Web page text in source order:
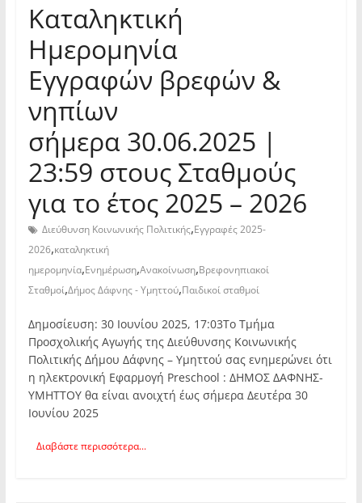
Καταληκτική
Ημερομηνία
Εγγραφών βρεφών &
νηπίων
σήμερα 30.06.2025 |
23:59 στους Σταθμούς
για το έτος 2025 – 2026
Διεύθυνση Κοινωνικής Πολιτικής,Εγγραφές 2025-
2026,καταληκτική
ημερομηνία,Ενημέρωση,Ανακοίνωση,Βρεφονηπιακοί
Σταθμοί,Δήμος Δάφνης - Υμηττού,Παιδικοί σταθμοί
Δημοσίευση: 30 Ιουνίου 2025, 17:03Το Τμήμα
Προσχολικής Αγωγής της Διεύθυνσης Κοινωνικής
Πολιτικής Δήμου Δάφνης – Υμηττού σας ενημερώνει ότι
η ηλεκτρονική Εφαρμογή Preschool : ΔΗΜΟΣ ΔΑΦΝΗΣ-
ΥΜΗΤΤΟΥ θα είναι ανοιχτή έως σήμερα Δευτέρα 30
Ιουνίου 2025
Διαβάστε περισσότερα...